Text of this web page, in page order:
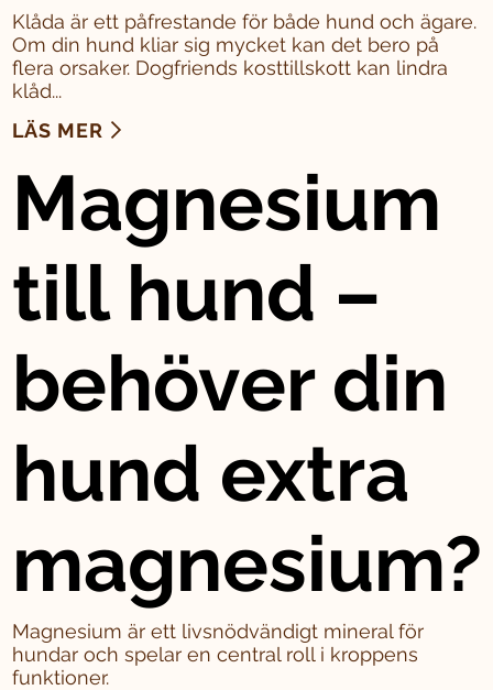
Klåda är ett påfrestande för både hund och ägare.
Om din hund kliar sig mycket kan det bero på
flera orsaker. Dogfriends kosttillskott kan lindra
klåd...
LÄS MER
Magnesium
till hund –
behöver din
hund extra
magnesium?
Magnesium är ett livsnödvändigt mineral för
hundar och spelar en central roll i kroppens
funktioner.